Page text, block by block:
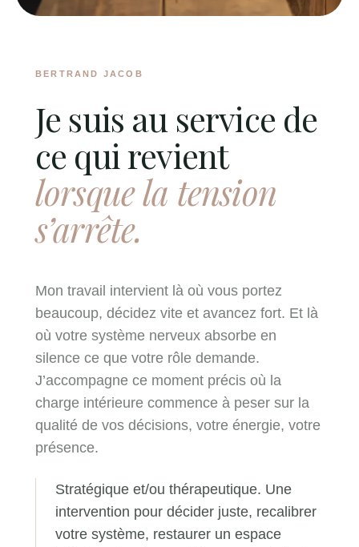
BERTRAND JACOB
Je suis au service de
ce qui revient
lorsque la tension
s’arrête.
Mon travail intervient là où vous portez
beaucoup, décidez vite et avancez fort. Et là
où votre système nerveux absorbe en
silence ce que votre rôle demande.
J’accompagne ce moment précis où la
charge intérieure commence à peser sur la
qualité de vos décisions, votre énergie, votre
présence.
Stratégique et/ou thérapeutique. Une
intervention pour décider juste, recalibrer
votre système, restaurer un espace